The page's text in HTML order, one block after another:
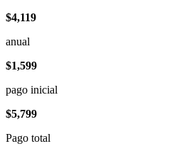
$4,119
anual
$1,599
pago inicial
$5,799
Pago total